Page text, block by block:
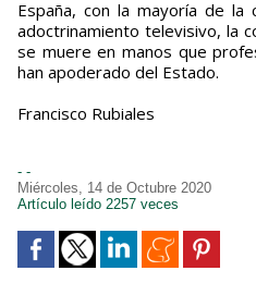
España, con la mayoría de la
adoctrinamiento televisivo, la
se muere en manos que
han apoderado del Estado.
Francisco Rubiales
- -
Miércoles, 14 de Octubre 2020
Artículo leído 2257 veces